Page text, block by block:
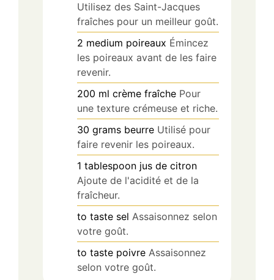
Utilisez des Saint-Jacques
fraîches pour un meilleur goût.
2 medium poireaux Émincez
les poireaux avant de les faire
revenir.
200 ml crème fraîche Pour
une texture crémeuse et riche.
30 grams beurre Utilisé pour
faire revenir les poireaux.
1 tablespoon jus de citron
Ajoute de l'acidité et de la
fraîcheur.
to taste sel Assaisonnez selon
votre goût.
to taste poivre Assaisonnez
selon votre goût.